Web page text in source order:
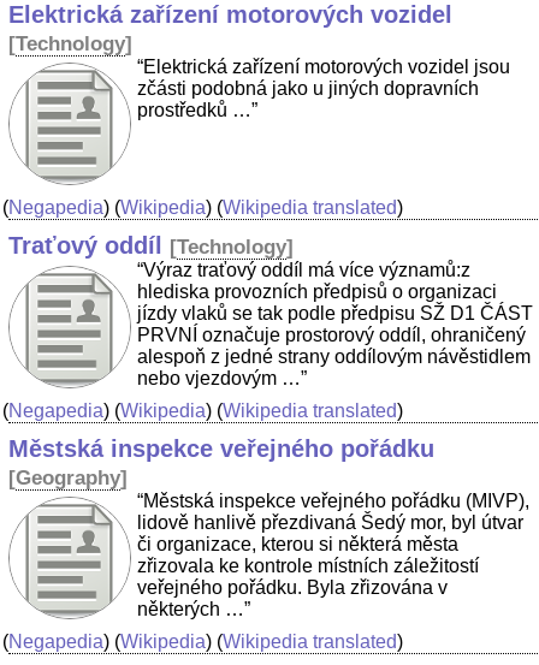
Elektrická zařízení motorových vozidel
[Technology]
“Elektrická zařízení motorových vozidel jsou
zčásti podobná jako u jiných dopravních
prostředků …”
(Negapedia) (Wikipedia) (Wikipedia translated)
Traťový oddíl [Technology]
“Výraz traťový oddíl má více významů:z
hlediska provozních předpisů o organizaci
jízdy vlaků se tak podle předpisu SŽ D1 ČÁST
PRVNÍ označuje prostorový oddíl, ohraničený
alespoň z jedné strany oddílovým návěstidlem
nebo vjezdovým …”
(Negapedia) (Wikipedia) (Wikipedia translated)
Městská inspekce veřejného pořádku
[Geography]
“Městská inspekce veřejného pořádku (MIVP),
lidově hanlivě přezdivaná Šedý mor, byl útvar
či organizace, kterou si některá města
zřizovala ke kontrole místních záležitostí
veřejného pořádku. Byla zřizována v
některých …”
(Negapedia) (Wikipedia) (Wikipedia translated)